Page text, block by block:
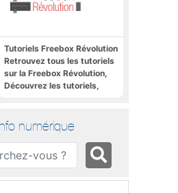
Tutoriels Freebox Révolution
Retrouvez tous les tutoriels
sur la Freebox Révolution,
Découvrez les tutoriels,
Freebox Server, Freebox
numérique